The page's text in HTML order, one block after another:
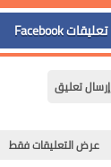
تعليقات Facebook
إرسال تعليق
عرض التعليقات فقط